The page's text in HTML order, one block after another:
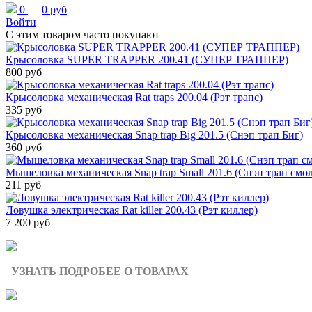
0
0 руб
Войти
С этим товаром часто покупают
Крысоловка SUPER TRAPPER 200.41 (СУПЕР ТРАППЕР)
800 руб
Крысоловка механическая Rat traps 200.04 (Рэт трапс)
335 руб
Крысоловка механическая Snap trap Big 201.5 (Снэп трап Биг)
360 руб
Мышеловка механическая Snap trap Small 201.6 (Снэп трап
211 руб
Ловушка электрическая Rat killer 200.43 (Рэт киллер)
7 200 руб
УЗНАТЬ ПОДРОБЕЕ О ТОВАРАХ